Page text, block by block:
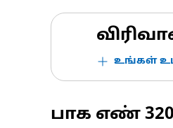
உங்கள்
பாக எண்